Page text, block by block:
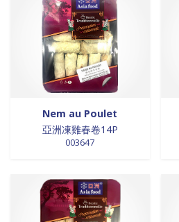
Nem au Poulet
亞洲凍雞春卷14P
003647